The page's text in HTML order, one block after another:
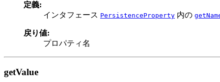
定義:
インタフェース PersistenceProperty 内の
戻り値:
プロパティ名
getValue